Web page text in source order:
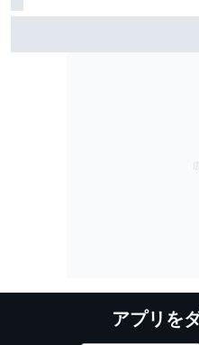
「今までと違うメンタル
アプリを